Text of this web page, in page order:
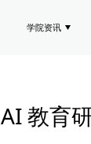
学院资讯
教育